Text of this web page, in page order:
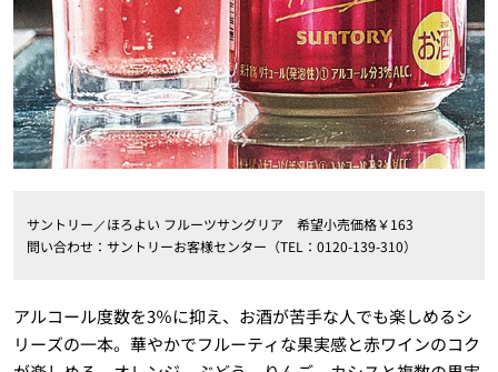
サントリー／ほろよい フルーツサングリア 希望小売価格￥163
問い合わせ：サントリーお客様センター（TEL：0120-139-310）
アルコール度数を3％に抑え、お酒が苦手な人でも楽しめるシ
リーズの一本。華やかでフルーティな果実感と赤ワインのコク